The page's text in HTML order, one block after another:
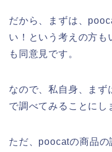
だから、まずは、
い！という考えの方も
も同意見です。
なので、私自身、ま
で調べてみることにし
ただ、poocatの商品